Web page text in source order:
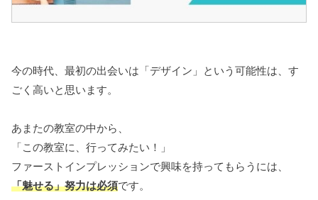
今の時代、最初の出会いは「デザイン」という可能性は、す
ごく高いと思います。
あまたの教室の中から、
「この教室に、行ってみたい！」
ファーストインプレッションで興味を持ってもらうには、
「魅せる」努力は必須です。